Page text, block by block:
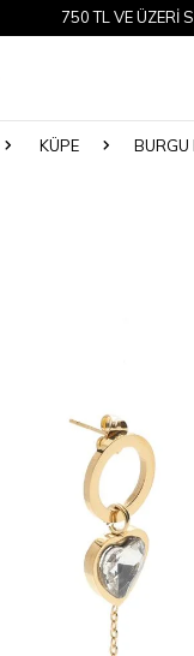
750 TL VE ÜZERİ
KÜPE BURGU